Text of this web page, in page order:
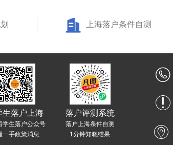
上海落户条件自测
生落户上海
学生落户公众号
一手政策消息
落户评测系统
落户上海条件自测
1分钟知晓结果